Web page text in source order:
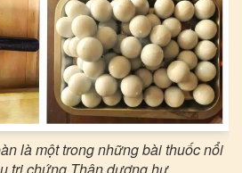
là một trong những bài thuốc nổi
trị chứng Thận dương hư.